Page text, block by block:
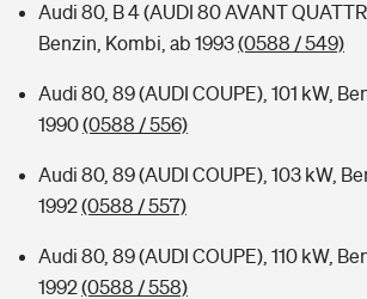
Audi 80, B 4 (AUDI 80 AVANT
Benzin, Kombi, ab 1993(0588 / 549)
Audi 80, 89 (AUDI COUPE), 101 kW,
1990(0588 / 556)
Audi 80, 89 (AUDI COUPE), 103 kW,
1992(0588 / 557)
Audi 80, 89 (AUDI COUPE), 110 kW,
1992(0588 / 558)